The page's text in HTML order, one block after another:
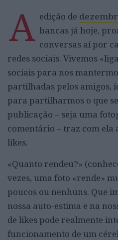
A edição de
bancas já hoje,
conversas aí por
redes sociais. Vivemos
sociais para nos
partilhadas pelos amigos,
para partilharmos o que
publicação – seja uma
comentário – traz com ela
likes.
«Quanto rendeu?»
vezes, uma foto «rende»
poucos ou nenhuns. Que
nossa auto-estima e na
de likes pode realmente
funcionamento de um